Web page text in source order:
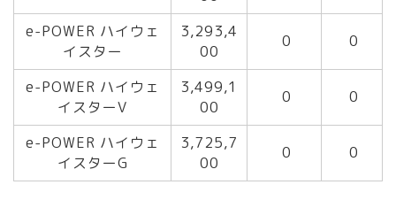
e-POWER ハイウェ
イスター
3,293,4
00
0 0
e-POWER ハイウェ
イスターV
3,499,1
00
0 0
e-POWER ハイウェ
イスターG
3,725,7
00
0 0